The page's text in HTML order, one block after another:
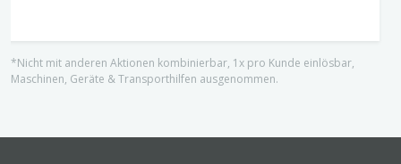
*Nicht mit anderen Aktionen kombinierbar, 1x pro Kunde einlösbar,
Maschinen, Geräte & Transporthilfen ausgenommen.